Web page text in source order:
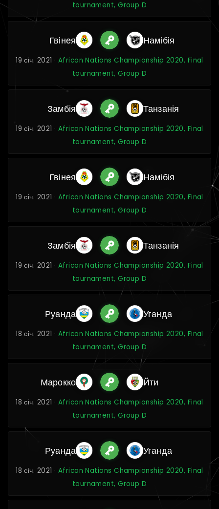
tournament, Group D
Гвінея Намібія
19 січ. 2021 · African Nations Championship 2020, Final
tournament, Group D
Замбія Танзанія
19 січ. 2021 · African Nations Championship 2020, Final
tournament, Group D
Гвінея Намібія
19 січ. 2021 · African Nations Championship 2020, Final
tournament, Group D
Замбія Танзанія
19 січ. 2021 · African Nations Championship 2020, Final
tournament, Group D
Руанда Уганда
18 січ. 2021 · African Nations Championship 2020, Final
tournament, Group D
Марокко Йти
18 січ. 2021 · African Nations Championship 2020, Final
tournament, Group D
Руанда Уганда
18 січ. 2021 · African Nations Championship 2020, Final
tournament, Group D